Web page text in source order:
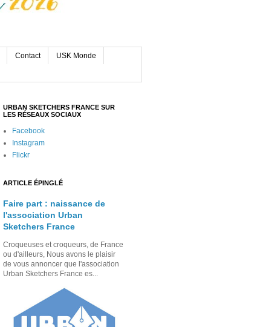
Contact USK Monde
URBAN SKETCHERS FRANCE SUR
LES RÉSEAUX SOCIAUX
Facebook
Instagram
Flickr
ARTICLE ÉPINGLÉ
Faire part : naissance de
l'association Urban
Sketchers France
Croqueuses et croqueurs, de France
ou d'ailleurs, Nous avons le plaisir
de vous annoncer que l'association
Urban Sketchers France es...